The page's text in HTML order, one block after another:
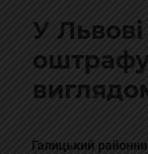
У
Галицький